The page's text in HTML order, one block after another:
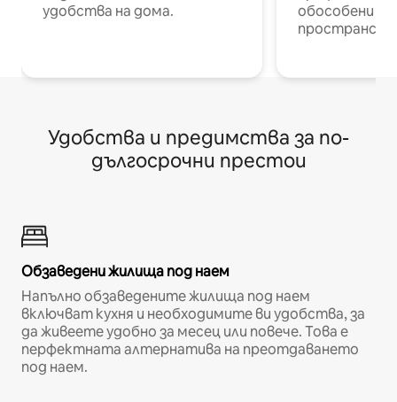
удобства на дома.
обособени
Удобства и предимства за по-
дългосрочни престои
Обзаведени жилища под наем
Напълно обзаведените жилища под наем
включват кухня и необходимите ви удобства, за
да живеете удобно за месец или повече. Това е
перфектната алтернатива на преотдаването
под наем.